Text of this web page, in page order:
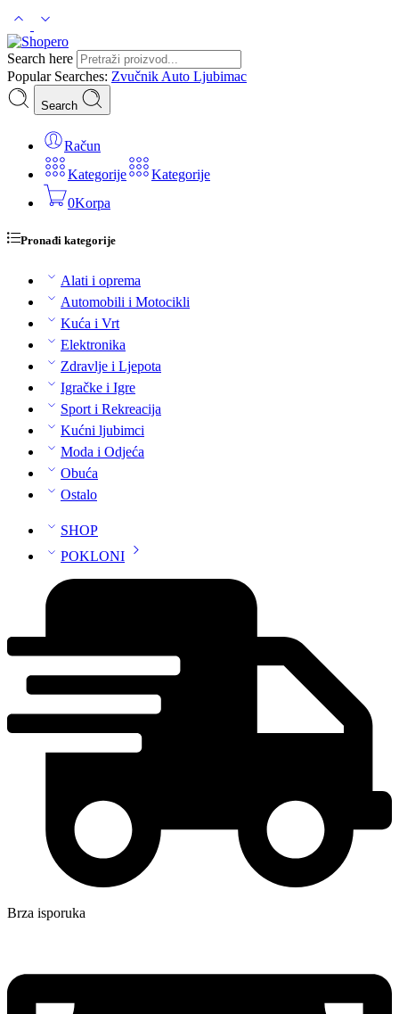
Search here
Popular Searches: Zvučnik Auto Ljubimac
Search
Račun
Kategorije
Kategorije
0Korpa
Pronađi kategorije
Alati i oprema
Automobili i Motocikli
Kuća i Vrt
Elektronika
Zdravlje i Ljepota
Igračke i Igre
Sport i Rekreacija
Kućni ljubimci
Moda i Odjeća
Obuća
Ostalo
SHOP
POKLONI
Brza isporuka